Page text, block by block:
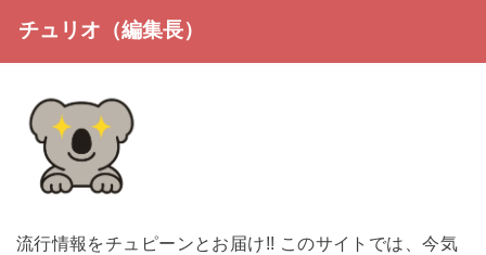
チュリオ（編集長）
流行情報をチュピーンとお届け!! このサイトでは、今気